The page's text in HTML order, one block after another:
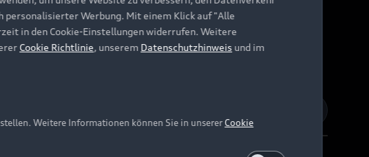
personalisierter Werbung. Mit einem Klick auf "Alle
in den Cookie-Einstellungen widerrufen. Weitere
Cookie Richtlinie, unserem Datenschutzhinweis und im
Weitere Informationen können Sie in unsererCookie